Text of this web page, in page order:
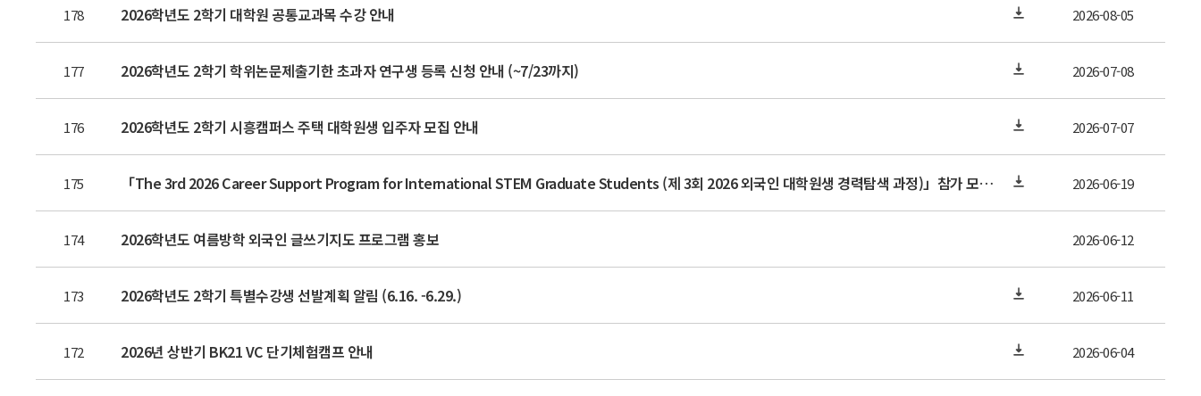
178 2026학년도 2학기 대학원 공통교과목 수강 안내 2026-08-05
177 2026학년도 2학기 학위논문제출기한 초과자 연구생 등록 신청 안내 (~7/23까지) 2026-07-08
176 2026학년도 2학기 시흥캠퍼스 주택 대학원생 입주자 모집 안내 2026-07-07
175 「The 3rd 2026 Career Support Program for International STEM Graduate Students (제 3회 2026 외국인 대학원생 경력탐색 과정)」참가 모집 (~6/24) 2026-06-19
174 2026학년도 여름방학 외국인 글쓰기지도 프로그램 홍보 2026-06-12
173 2026학년도 2학기 특별수강생 선발계획 알림 (6.16. -6.29.) 2026-06-11
172 2026년 상반기 BK21 VC 단기체험캠프 안내 2026-06-04